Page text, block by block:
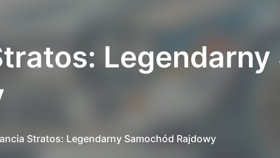
Legendarny
Stratos: Legendarny Samochód Rajdowy